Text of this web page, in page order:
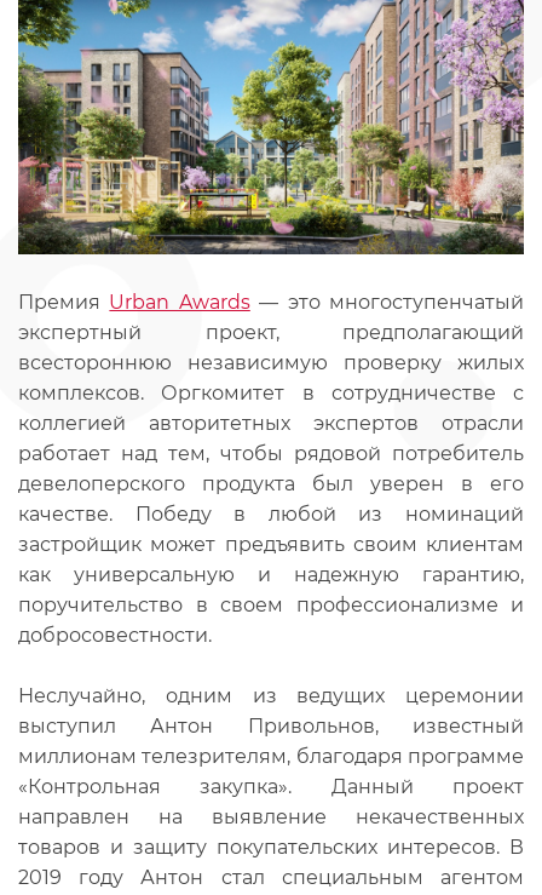
Премия Urban Awards— это многоступенчатый
экспертный проект, предполагающий
всестороннюю независимую проверку жилых
комплексов. Оргкомитет в сотрудничестве с
коллегией авторитетных экспертов отрасли
работает над тем, чтобы рядовой потребитель
девелоперского продукта был уверен в его
качестве. Победу в любой из номинаций
застройщик может предъявить своим клиентам
как универсальную и надежную гарантию,
поручительство в своем профессионализме и
добросовестности.
Неслучайно, одним из ведущих церемонии
выступил Антон Привольнов, известный
миллионам телезрителям, благодаря программе
«Контрольная закупка». Данный проект
направлен на выявление некачественных
товаров и защиту покупательских интересов. В
2019 году Антон стал специальным агентом